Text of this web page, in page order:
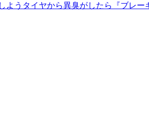
タイヤから異臭がしたら『ブレ